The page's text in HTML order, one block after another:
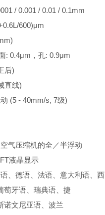
/ 0.001 / 0.01 / 0.1mm
600)μm
: 0.4μm，孔: 0.9μm
后)
直线)
(5 - 40mm/s, 7级)
气压缩机的全／半浮动
液晶显示
、德语、法语、意大利语、西
萄牙语、瑞典语、捷
诺文尼亚语、波兰